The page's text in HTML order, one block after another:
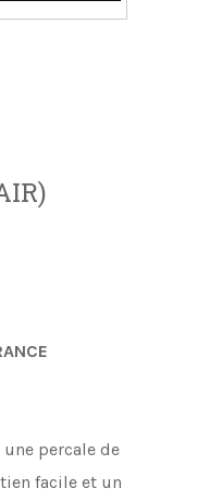
percale de
facile et un